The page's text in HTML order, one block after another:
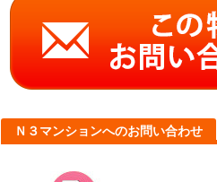
Ｎ３マンションへのお問い合わせ